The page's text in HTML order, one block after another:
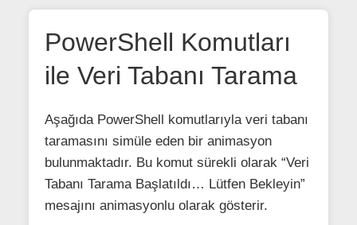
Akyüz
PowerShell Komutları
ile Veri Tabanı Tarama
Aşağıda PowerShell komutlarıyla veri tabanı
taramasını simüle eden bir animasyon
bulunmaktadır. Bu komut sürekli olarak “Veri
Tabanı Tarama Başlatıldı… Lütfen Bekleyin”
mesajını animasyonlu olarak gösterir.